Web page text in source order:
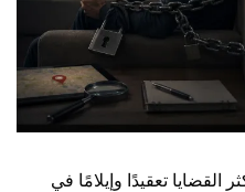
القضايا تعقيدًا وإيلامًا في